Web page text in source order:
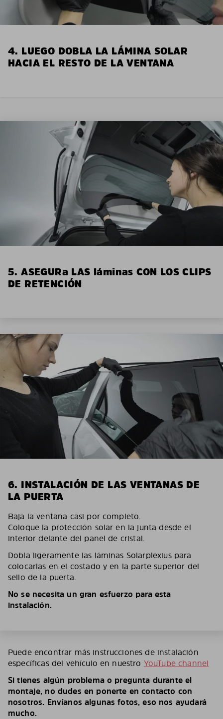
4. LUEGO DOBLA LA LÁMINA SOLAR
HACIA EL RESTO DE LA VENTANA
5. ASEGURa LAS láminas CON LOS CLIPS
DE RETENCIÓN
6. INSTALACIÓN DE LAS VENTANAS DE
LA PUERTA
Baja la ventana casi por completo.
Coloque la protección solar en la junta desde el
interior delante del panel de cristal.
Dobla ligeramente las láminas Solarplexius para
colocarlas en el costado y en la parte superior del
sello de la puerta.
No se necesita un gran esfuerzo para esta
instalación.
Puede encontrar más instrucciones de instalación
específicas del vehículo en nuestro YouTube channel
Si tienes algún problema o pregunta durante el
montaje, no dudes en ponerte en contacto con
nosotros. Envíanos algunas fotos, eso nos ayudará
mucho.